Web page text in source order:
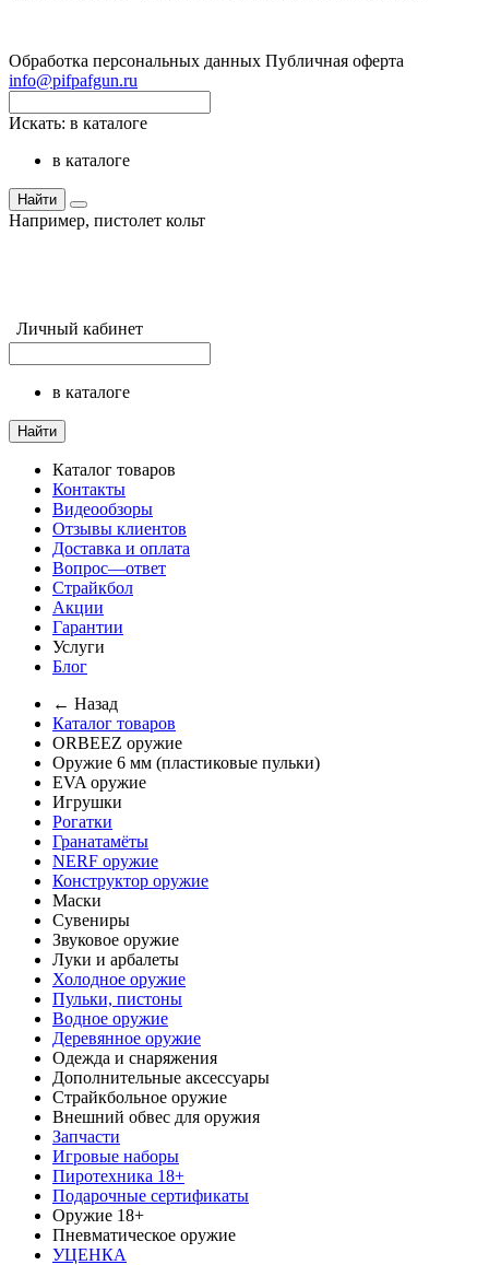
Обработка персональных данных Публичная оферта
info@pifpafgun.ru
Искать: в каталоге
в каталоге
Найти
Например, пистолет кольт
Личный кабинет
в каталоге
Найти
Каталог товаров
Контакты
Видеообзоры
Отзывы клиентов
Доставка и оплата
Вопрос—ответ
Страйкбол
Акции
Гарантии
Услуги
Блог
← Назад
Каталог товаров
ORBEEZ оружие
Оружие 6 мм (пластиковые пульки)
EVA оружие
Игрушки
Рогатки
Гранатамёты
NERF оружие
Конструктор оружие
Маски
Сувениры
Звуковое оружие
Луки и арбалеты
Холодное оружие
Пульки, пистоны
Водное оружие
Деревянное оружие
Одежда и снаряжения
Дополнительные аксессуары
Страйкбольное оружие
Внешний обвес для оружия
Запчасти
Игровые наборы
Пиротехника 18+
Подарочные сертификаты
Оружие 18+
Пневматическое оружие
УЦЕНКА